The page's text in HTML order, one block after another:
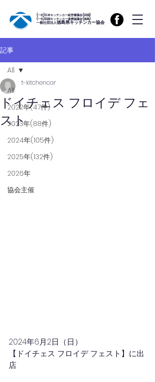
(一社)日本キッチンカー経営審議会(四国)
(一社)四国キッチンカー連携協議会(徳島)
一般社団法人徳島県キッチンカー協会
記事
All
2022年(47件)
2023年(88件)
2024年(105件)
2025年(132件)
2026年
協会主催
All
ドイチェス フロイデ フェ
スト
t-kitchencar
2024年6月2日（日）
【ドイチェス フロイデ フェスト】に出
店